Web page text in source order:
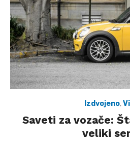
Izdvojeno,
Saveti za vozače:
veliki